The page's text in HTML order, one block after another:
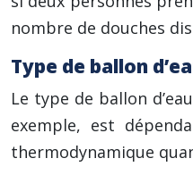
nombre de douches
Type de ballon
Le type de ballon
exemple, est
thermodynamique